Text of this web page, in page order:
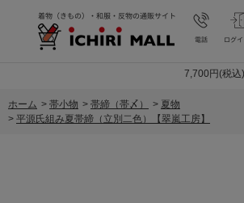
7,700円(税込
ホーム > 帯小物 > 帯締（帯〆） > 夏物
> 平源氏組み夏帯締（立別二色）【翠嵐工房】